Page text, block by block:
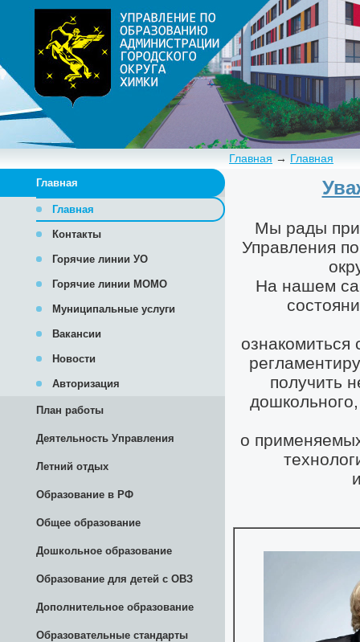
Главная → Главная
Главная
Главная
Контакты
Горячие линии УО
Горячие линии МОМО
Муниципальные услуги
Вакансии
Новости
Авторизация
План работы
Деятельность Управления
Летний отдых
Образование в РФ
Общее образование
Дошкольное образование
Образование для детей с ОВЗ
Дополнительное образование
Образовательные стандарты